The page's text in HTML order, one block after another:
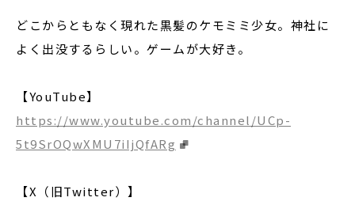
どこからともなく現れた黒髪のケモミミ少女。神社に
よく出没するらしい。ゲームが大好き。
【YouTube】
https://www.youtube.com/channel/UCp-
5t9SrOQwXMU7iIjQfARg
【X（旧Twitter）】